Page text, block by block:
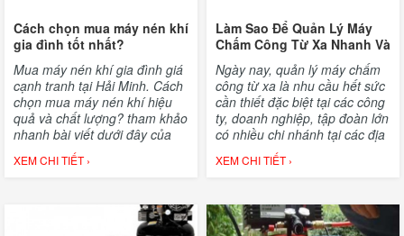
Cách chọn mua máy nén khí
gia đình tốt nhất?
Mua máy nén khí gia đình giá
cạnh tranh tại Hải Minh. Cách
chọn mua máy nén khí hiệu
quả và chất lượng? tham khảo
nhanh bài viết dưới đây của
XEM CHI TIẾT ›
Làm Sao Để Quản Lý Máy
Chấm Công Từ Xa Nhanh Và
Dễ Dàng?
Ngày nay, quản lý máy chấm
công từ xa là nhu cầu hết sức
cần thiết đặc biệt tại các công
ty, doanh nghiệp, tập đoàn lớn
có nhiều chi nhánh tại các địa
chỉ cách xa nhau. Tuy nhiên,
làm sao để quản lý máy chấm
cũng hiểu rõ
XEM CHI TIẾT ›